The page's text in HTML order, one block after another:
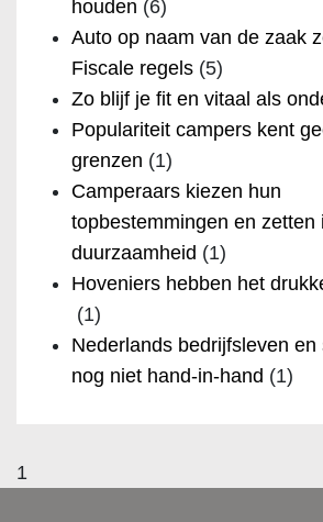
houden (6)
Auto op naam van de zaak
Fiscale regels (5)
Zo blijf je fit en vitaal als
Populariteit campers kent
grenzen (1)
Camperaars kiezen hun
topbestemmingen en zetten
duurzaamheid (1)
Hoveniers hebben het
(1)
Nederlands bedrijfsleven en
nog niet hand-in-hand (1)
1